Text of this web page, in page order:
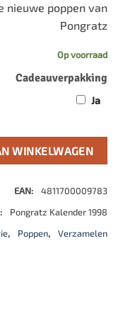
nieuwe poppen van
Pongratz
Op voorraad
Cadeauverpakking
Ja
WINKELWAGEN
EAN:
4811700009783
Pongratz Kalender 1998
, Poppen, Verzamelen